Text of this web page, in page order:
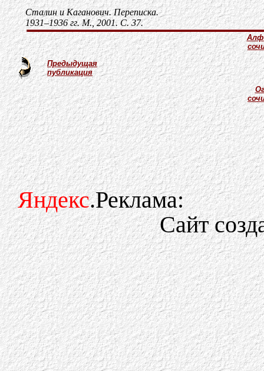
Сталин и Каганович. Переписка.
1931–1936 гг. М., 2001. С. 37.
Предыдущая
публикация
Яндекс.Реклама:
Сайт